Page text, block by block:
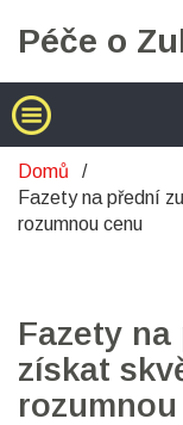
Domů
Fazety na přední
rozumnou cenu
Fazety
získat